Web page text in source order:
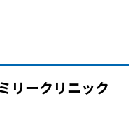
リークリニック